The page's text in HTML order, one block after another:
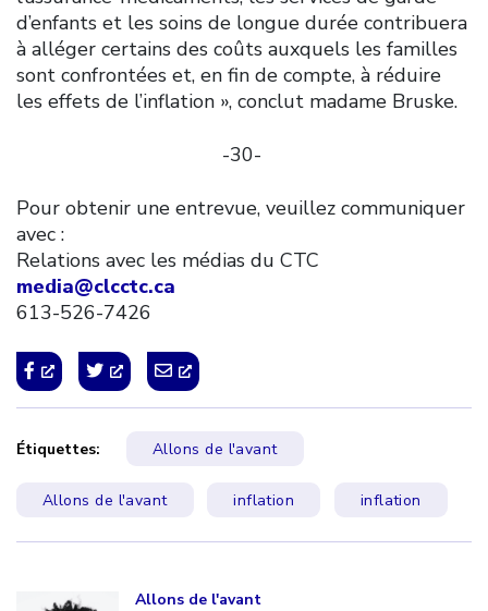
d’enfants et les soins de longue durée contribuera
à alléger certains des coûts auxquels les familles
sont confrontées et, en fin de compte, à réduire
les effets de l’inflation », conclut madame Bruske.
-30-
Pour obtenir une entrevue, veuillez communiquer
avec :
Relations avec les médias du CTC
media@clcctc.ca
613-526-7426
Étiquettes: Allons de l'avant
Allons de l'avant inflation inflation
Allons de l'avant